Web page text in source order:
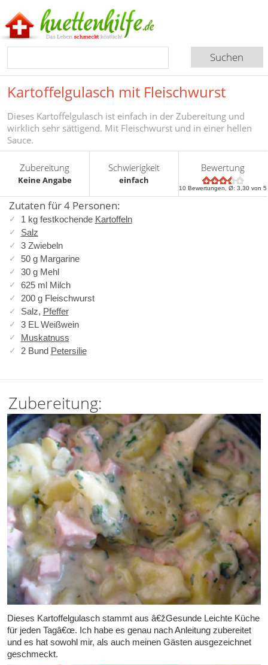
Kartoffelgulasch mit Fleischwurst
Dieses Kartoffelgulasch ist einfach in der Zubereitung und
wirklich sehr sättigend. Mit Fleischwurst und in einer hellen
Sauce.
Zubereitung
Keine Angabe
Schwierigkeit
einfach
Bewertung
10 Bewertungen, Ø:3,30 von 5
Zutaten für 4 Personen:
1 kg festkochende Kartoffeln
Salz
3 Zwiebeln
50 g Margarine
30 g Mehl
625 ml Milch
200 g Fleischwurst
Salz, Pfeffer
3 EL Weißwein
Muskatnuss
2 Bund Petersilie
Zubereitung:
Dieses Kartoffelgulasch stammt aus â€žGesunde Leichte Küche
für jeden Tagâ€œ. Ich habe es genau nach Anleitung zubereitet
und es hat sowohl mir, als auch meinen Gästen ausgezeichnet
geschmeckt.